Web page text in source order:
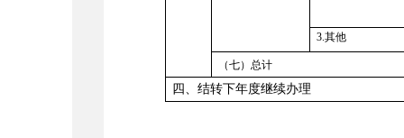
3.其他
（七）总计
四、结转下年度继续办理